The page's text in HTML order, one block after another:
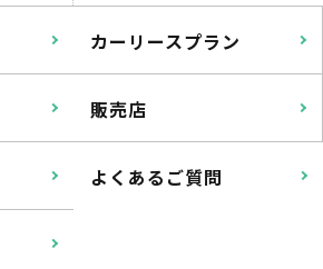
カーリースプラン
販売店
よくあるご質問